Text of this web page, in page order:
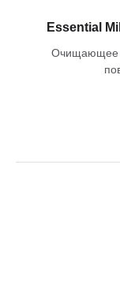
Essential
Очищающее